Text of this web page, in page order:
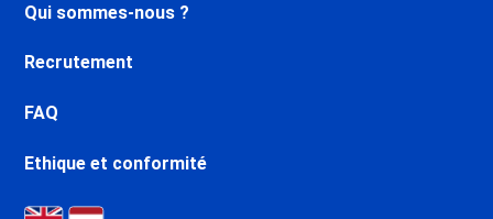
Qui sommes-nous ?
Recrutement
FAQ
Ethique et conformité